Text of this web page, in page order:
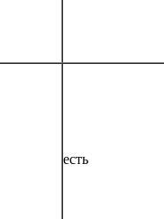
есть